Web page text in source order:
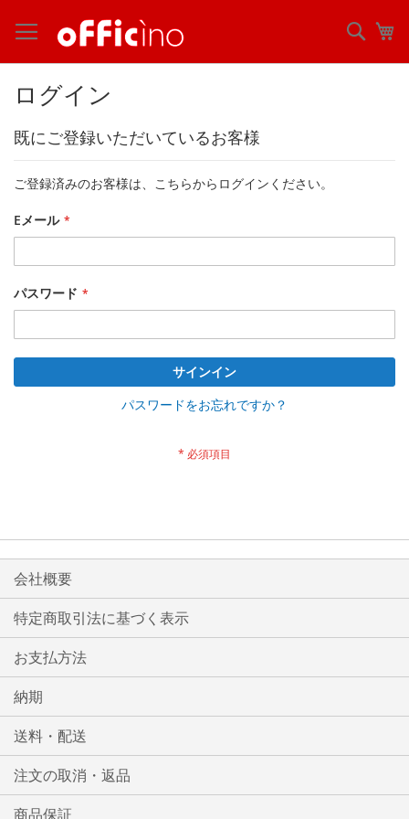
ン
テ
ン
に
キ
検
索
ログイン
既にご登録いただいているお客様
ご登録済みのお客様は、こちらからログインください。
Eメール
パスワード
サインイン
パスワードをお忘れですか？
会社概要
特定商取引法に基づく表示
お支払方法
納期
送料・配送
注文の取消・返品
商品保証